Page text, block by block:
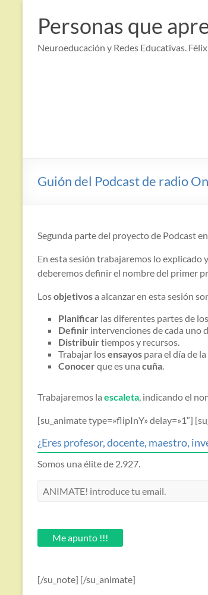
contenido
Personas que
Neuroeducación y Redes Educativas.
Guión del Podcast de radio
Segunda parte del proyecto de Podcast
En esta sesión trabajaremos lo explicado
deberemos definir el nombre del primer
Losobjetivosa alcanzar en esta sesión
Planificar las diferentes partes de
Definir intervenciones de cada uno
Distribuirtiempos y recursos.
Trabajar losensayos para el día de
Conocerque es una cuña.
Trabajaremos la escaleta, indicando el
[su_animate type=»flipInY» delay=»1″]
¿Eres profesor, docente, maestro,
Somos una élite de 2.927.
ANIMATE!
email.
Me apunto !!!
[/su_note] [/su_animate]